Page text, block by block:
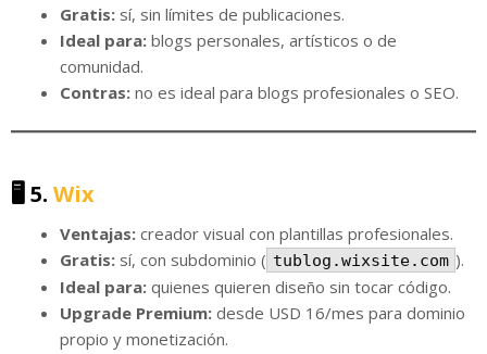
Gratis: sí, sin límites de publicaciones.
Ideal para: blogs personales, artísticos o de
comunidad.
Contras: no es ideal para blogs profesionales o SEO.
🖥️ 5. Wix
Ventajas: creador visual con plantillas profesionales.
Gratis: sí, con subdominio ( tublog.wixsite.com ).
Ideal para: quienes quieren diseño sin tocar código.
Upgrade Premium: desde USD 16/mes para dominio
propio y monetización.